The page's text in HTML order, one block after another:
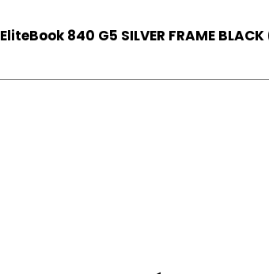
EliteBook 840 G5 SILVER FRAME